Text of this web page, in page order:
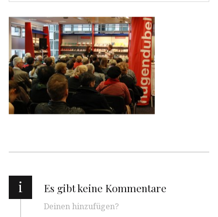
i Es gibt keine Kommentare
Deinen hinzufügen?